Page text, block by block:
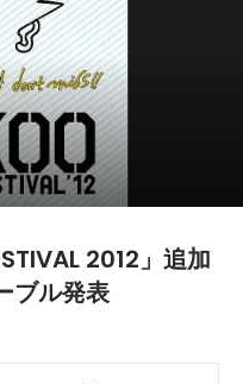
2012」追加
ブル発表